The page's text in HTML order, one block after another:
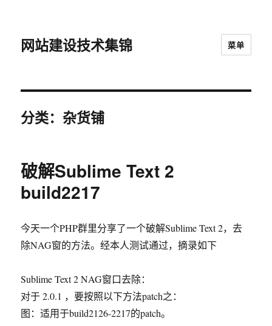
网站建设技术集锦 菜单
分类：杂货铺
破解Sublime Text 2
build2217
今天一个PHP群里分享了一个破解Sublime Text 2，去
除NAG窗的方法。经本人测试通过，摘录如下
Sublime Text 2 NAG窗口去除：
对于 2.0.1 ，要按照以下方法patch之：
图：适用于build2126-2217的patch。